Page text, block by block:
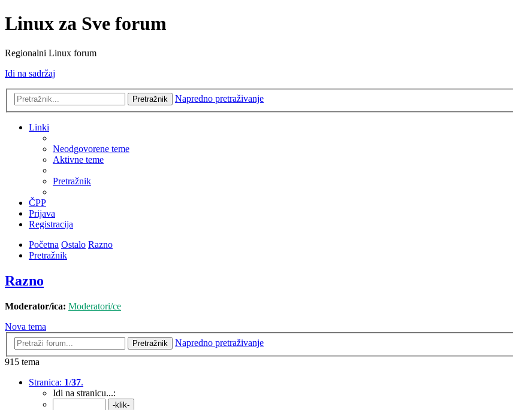
Linux za Sve forum
Regionalni Linux forum
Idi na sadržaj
Pretražnik Napredno pretraživanje
Linki
Neodgovorene teme
Aktivne teme
Pretražnik
ČPP
Prijava
Registracija
Početna Ostalo Razno
Pretražnik
Razno
Moderator/ica: Moderatori/ce
Nova tema
Pretražnik
Napredno pretraživanje
915 tema
Stranica: 1/37.
Idi na stranicu...: